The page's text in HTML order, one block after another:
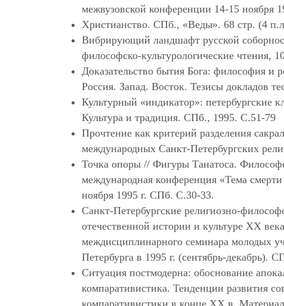
межвузовской конференции 14-15 ноября
Христианство. СПб., «Веды». 68 стр. (4
Вибрирующий ландшафт русской
философско-культурологические чтения,
Доказательство бытия Бога: философия и
Россия. Запад. Восток. Тезисы докладов
Культурный «индикатор»: петербургские
Культура и традиция. СПб., 1995. С.51-79
Прочтение как критерий разделения
международных Санкт-Петербургских
Точка опоры // Фигуры Танатоса.
международная конференция «Тема
ноября 1995 г. СПб. С.30-33.
Санкт-Петербургские религиозно-
отечественной истории и культуре XX
междисциплинарного семинара молодых
Петербурга в 1995 г. (сентябрь-декабрь).
Ситуация постмодерна: обоснование
компаративистика. Тенденции развития
компаративистики в конце XX в.